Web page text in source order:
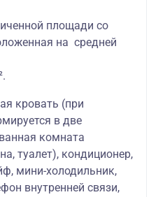
площади со
на средней
кровать (при
в две
комната
туалет), кондиционер,
мини-холодильник,
внутренней связи,